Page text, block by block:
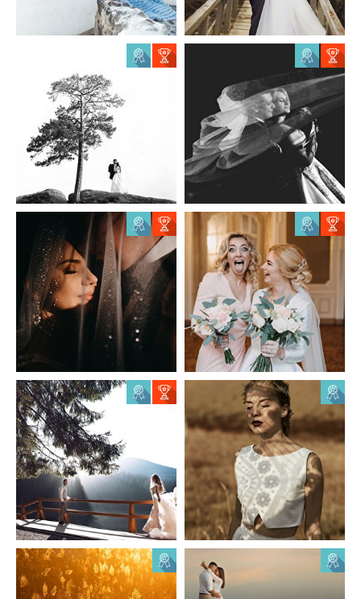
Oleh Kolos
5 0
Sofia Kosinska
78
Ярослав Жук
0
Ярослав Жук
4 0
Oleh Kolos
20 0
Андрій Яр
20 0